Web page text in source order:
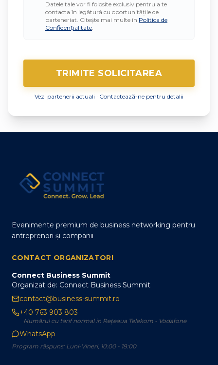
Datele tale vor fi folosite exclusiv pentru a te
contacta în legătură cu oportunitățile de
parteneriat. Citește mai multe în Politica de
Confidențialitate.
TRIMITE SOLICITAREA
Vezi partenerii actuali · Contactează-ne pentru detalii
Evenimente premium de business networking pentru
antreprenori și companii
CONTACT ORGANIZATORI
Connect Business Summit
Organizat de: Connect Business Summit
contact@business-summit.ro
+40 763 903 803
Numărul cu tarif normal în Rețeaua Telekom - Vodafone
WhatsApp
Program răspuns: Luni-Vineri, 10:00 - 18:00